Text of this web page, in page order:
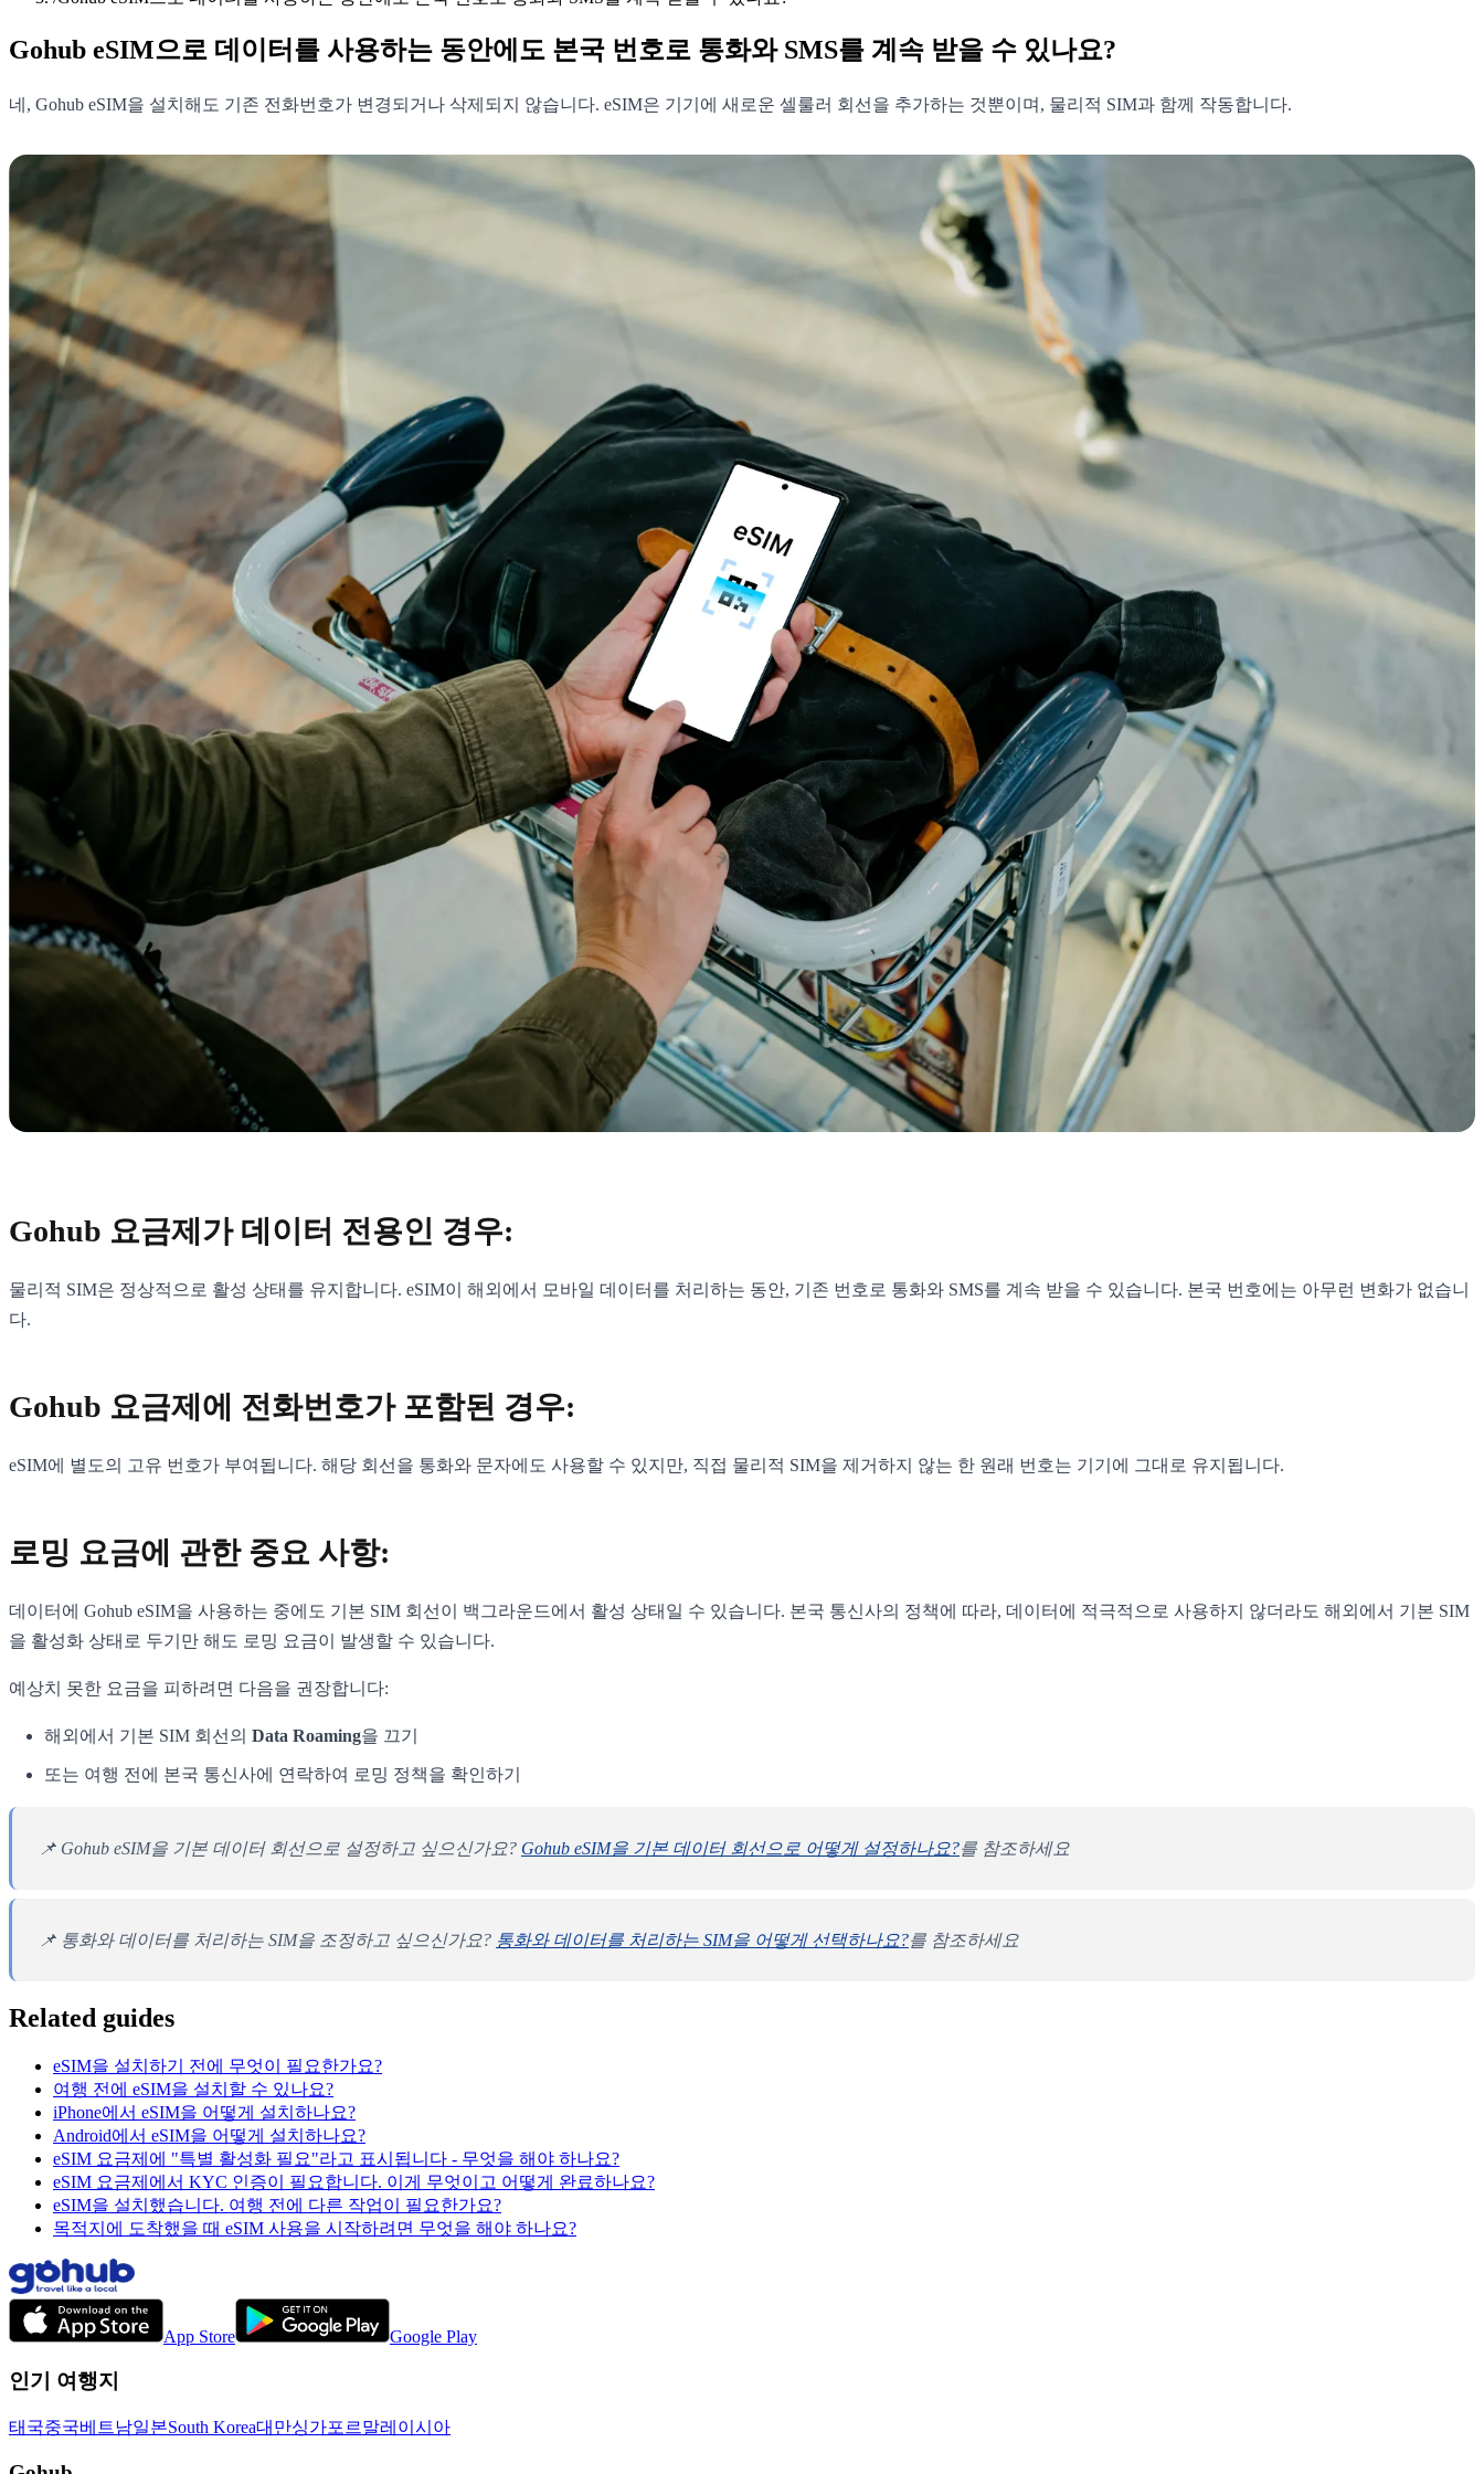
Gohub eSIM으로 데이터를 사용하는 동안에도 본국 번호로 통화와 SMS를 계속 받을 수 있나요?
네, Gohub eSIM을 설치해도 기존 전화번호가 변경되거나 삭제되지 않습니다. eSIM은 기기에 새로운 셀룰러 회선을 추가하는 것뿐이며, 물리적 SIM과 함께 작동합니다.
Gohub 요금제가 데이터 전용인 경우:
물리적 SIM은 정상적으로 활성 상태를 유지합니다. eSIM이 해외에서 모바일 데이터를 처리하는 동안, 기존 번호로 통화와 SMS를 계속 받을 수 있습니다. 본국 번호에는 아무런 변화가 없습니
다.
Gohub 요금제에 전화번호가 포함된 경우:
eSIM에 별도의 고유 번호가 부여됩니다. 해당 회선을 통화와 문자에도 사용할 수 있지만, 직접 물리적 SIM을 제거하지 않는 한 원래 번호는 기기에 그대로 유지됩니다.
로밍 요금에 관한 중요 사항:
데이터에 Gohub eSIM을 사용하는 중에도 기본 SIM 회선이 백그라운드에서 활성 상태일 수 있습니다. 본국 통신사의 정책에 따라, 데이터에 적극적으로 사용하지 않더라도 해외에서 기본 SIM
을 활성화 상태로 두기만 해도 로밍 요금이 발생할 수 있습니다.
예상치 못한 요금을 피하려면 다음을 권장합니다:
해외에서 기본 SIM 회선의 Data Roaming을 끄기
또는 여행 전에 본국 통신사에 연락하여 로밍 정책을 확인하기
📌 Gohub eSIM을 기본 데이터 회선으로 설정하고 싶으신가요? Gohub eSIM을 기본 데이터 회선으로 어떻게 설정하나요?를 참조하세요
📌 통화와 데이터를 처리하는 SIM을 조정하고 싶으신가요? 통화와 데이터를 처리하는 SIM을 어떻게 선택하나요?를 참조하세요
Related guides
eSIM을 설치하기 전에 무엇이 필요한가요?
여행 전에 eSIM을 설치할 수 있나요?
iPhone에서 eSIM을 어떻게 설치하나요?
Android에서 eSIM을 어떻게 설치하나요?
eSIM 요금제에 "특별 활성화 필요"라고 표시됩니다 - 무엇을 해야 하나요?
eSIM 요금제에서 KYC 인증이 필요합니다. 이게 무엇이고 어떻게 완료하나요?
eSIM을 설치했습니다. 여행 전에 다른 작업이 필요한가요?
목적지에 도착했을 때 eSIM 사용을 시작하려면 무엇을 해야 하나요?
App Store Google Play
인기 여행지
태국중국베트남일본South Korea대만싱가포르말레이시아